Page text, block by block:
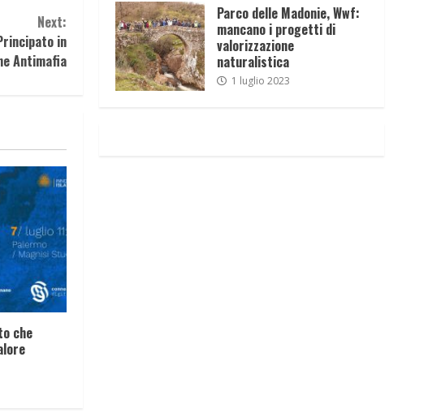
Next:
in
Antimafia
che
Parco delle Madonie, Wwf:
mancano i progetti di
valorizzazione
naturalistica
1 luglio 2023